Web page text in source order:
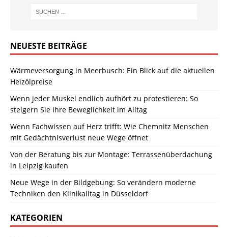
NEUESTE BEITRÄGE
Wärmeversorgung in Meerbusch: Ein Blick auf die aktuellen
Heizölpreise
Wenn jeder Muskel endlich aufhört zu protestieren: So
steigern Sie Ihre Beweglichkeit im Alltag
Wenn Fachwissen auf Herz trifft: Wie Chemnitz Menschen
mit Gedächtnisverlust neue Wege öffnet
Von der Beratung bis zur Montage: Terrassenüberdachung
in Leipzig kaufen
Neue Wege in der Bildgebung: So verändern moderne
Techniken den Klinikalltag in Düsseldorf
KATEGORIEN